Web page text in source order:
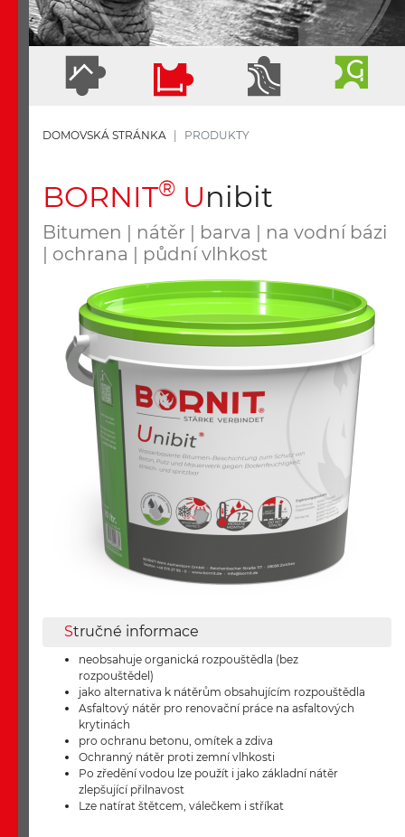
DOMOVSKÁ STRÁNKA PRODUKTY
BORNIT® Unibit
Bitumen | nátěr | barva | na vodní bázi
| ochrana | půdní vlhkost
Stručné informace
neobsahuje organická rozpouštědla (bez
rozpouštědel)
jako alternativa k nátěrům obsahujícím rozpouštědla
Asfaltový nátěr pro renovační práce na asfaltových
krytinách
pro ochranu betonu, omítek a zdiva
Ochranný nátěr proti zemní vlhkosti
Po zředění vodou lze použít i jako základní nátěr
zlepšující přilnavost
Lze natírat štětcem, válečkem i stříkat